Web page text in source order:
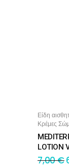
Είδη
Κρέμες
LOTION
7,00€